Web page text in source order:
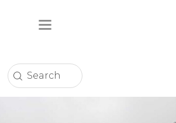
Circuito Sconti
Strutture Ricettive